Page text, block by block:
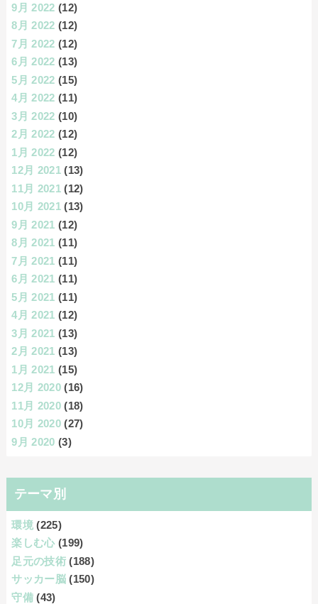
9月 2022 (12)
8月 2022 (12)
7月 2022 (12)
6月 2022 (13)
5月 2022 (15)
4月 2022 (11)
3月 2022 (10)
2月 2022 (12)
1月 2022 (12)
12月 2021 (13)
11月 2021 (12)
10月 2021 (13)
9月 2021 (12)
8月 2021 (11)
7月 2021 (11)
6月 2021 (11)
5月 2021 (11)
4月 2021 (12)
3月 2021 (13)
2月 2021 (13)
1月 2021 (15)
12月 2020 (16)
11月 2020 (18)
10月 2020 (27)
9月 2020 (3)
テーマ別
環境 (225)
楽しむ心 (199)
足元の技術 (188)
サッカー脳 (150)
守備 (43)